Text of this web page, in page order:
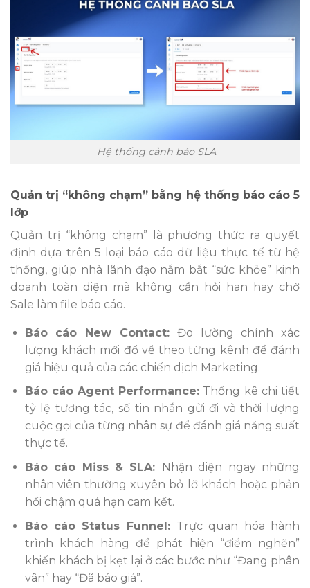
Hệ thống cảnh báo SLA
Quản trị “không chạm” bằng hệ thống báo cáo 5
lớp
Quản trị “không chạm” là phương thức ra quyết
định dựa trên 5 loại báo cáo dữ liệu thực tế từ hệ
thống, giúp nhà lãnh đạo nắm bắt “sức khỏe” kinh
doanh toàn diện mà không cần hỏi han hay chờ
Sale làm file báo cáo.
Báo cáo New Contact:Đo lường chính xác
lượng khách mới đổ về theo từng kênh để đánh
giá hiệu quả của các chiến dịch Marketing.
Báo cáo Agent Performance: Thống kê chi tiết
tỷ lệ tương tác, số tin nhắn gửi đi và thời lượng
cuộc gọi của từng nhân sự để đánh giá năng suất
thực tế.
Báo cáo Miss & SLA: Nhận diện ngay những
nhân viên thường xuyên bỏ lỡ khách hoặc phản
hồi chậm quá hạn cam kết.
Báo cáo Status Funnel: Trực quan hóa hành
trình khách hàng để phát hiện “điểm nghẽn”
khiến khách bị kẹt lại ở các bước như “Đang phân
vân” hay “Đã báo giá”.